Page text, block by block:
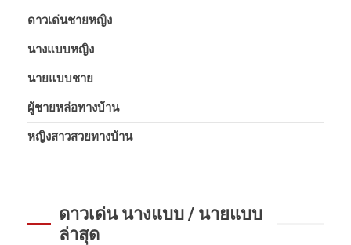
ดาวเด่นชายหญิง
นางแบบหญิง
นายแบบชาย
ผู้ชายหล่อทางบ้าน
หญิงสาวสวยทางบ้าน
ดาวเด่น นางแบบ / นายแบบ
ล่าสุด